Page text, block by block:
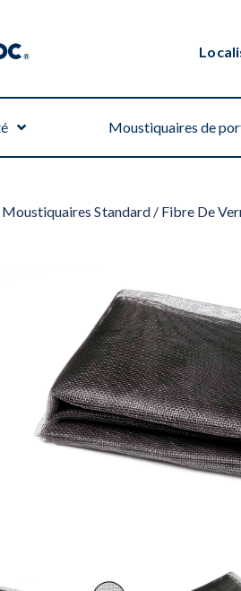
Moustiquaires de
Moustiquaires Standard/ Fibre De